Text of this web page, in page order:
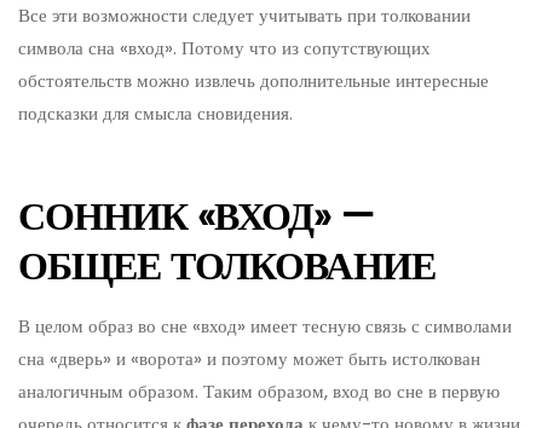
Все эти возможности следует учитывать при толковании
символа сна «вход». Потому что из сопутствующих
обстоятельств можно извлечь дополнительные интересные
подсказки для смысла сновидения.
СОННИК «ВХОД» —
ОБЩЕЕ ТОЛКОВАНИЕ
В целом образ во сне «вход» имеет тесную связь с символами
сна «дверь» и «ворота» и поэтому может быть истолкован
аналогичным образом. Таким образом, вход во сне в первую